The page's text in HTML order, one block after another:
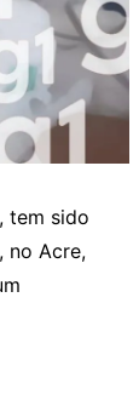
tem sido
no Acre,